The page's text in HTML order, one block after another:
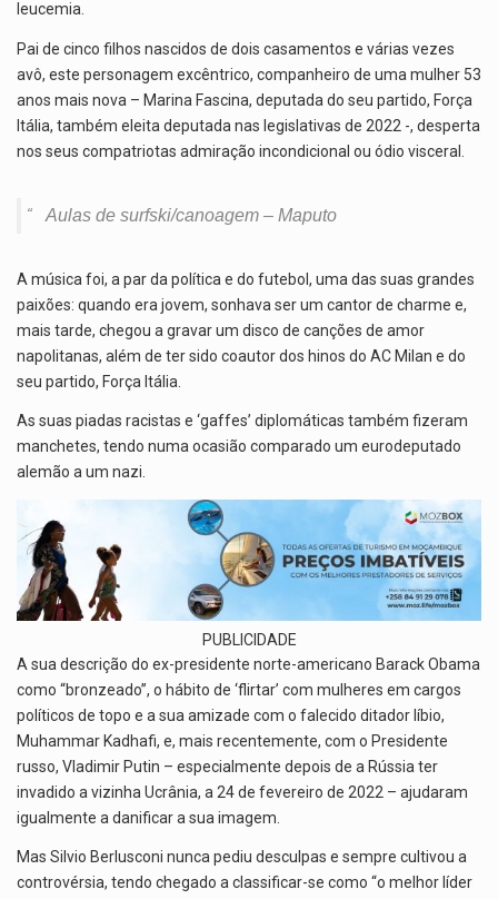
leucemia.
Pai de cinco filhos nascidos de dois casamentos e várias vezes
avô, este personagem excêntrico, companheiro de uma mulher 53
anos mais nova – Marina Fascina, deputada do seu partido, Força
Itália, também eleita deputada nas legislativas de 2022 -, desperta
nos seus compatriotas admiração incondicional ou ódio visceral.
Aulas de surfski/canoagem – Maputo
A música foi, a par da política e do futebol, uma das suas grandes
paixões: quando era jovem, sonhava ser um cantor de charme e,
mais tarde, chegou a gravar um disco de canções de amor
napolitanas, além de ter sido coautor dos hinos do AC Milan e do
seu partido, Força Itália.
As suas piadas racistas e ‘gaffes’ diplomáticas também fizeram
manchetes, tendo numa ocasião comparado um eurodeputado
alemão a um nazi.
PUBLICIDADE
A sua descrição do ex-presidente norte-americano Barack Obama
como “bronzeado”, o hábito de ‘flirtar’ com mulheres em cargos
políticos de topo e a sua amizade com o falecido ditador líbio,
Muhammar Kadhafi, e, mais recentemente, com o Presidente
russo, Vladimir Putin – especialmente depois de a Rússia ter
invadido a vizinha Ucrânia, a 24 de fevereiro de 2022 – ajudaram
igualmente a danificar a sua imagem.
Mas Silvio Berlusconi nunca pediu desculpas e sempre cultivou a
controvérsia, tendo chegado a classificar-se como “o melhor líder